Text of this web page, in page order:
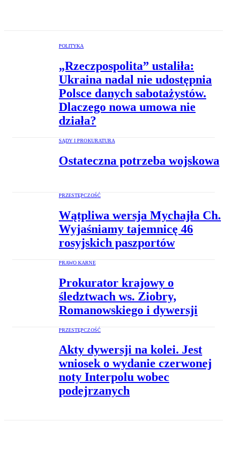
POLITYKA
„Rzeczpospolita” ustaliła:
Ukraina nadal nie udostępnia
Polsce danych sabotażystów.
Dlaczego nowa umowa nie
działa?
SĄDY I PROKURATURA
Ostateczna potrzeba wojskowa
PRZESTĘPCZOŚĆ
Wątpliwa wersja Mychajła Ch.
Wyjaśniamy tajemnicę 46
rosyjskich paszportów
PRAWO KARNE
Prokurator krajowy o
śledztwach ws. Ziobry,
Romanowskiego i dywersji
PRZESTĘPCZOŚĆ
Akty dywersji na kolei. Jest
wniosek o wydanie czerwonej
noty Interpolu wobec
podejrzanych